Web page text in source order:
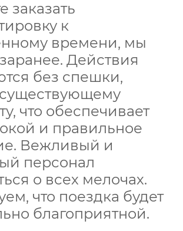
заказать
к
времени, мы
Действия
без спешки,
существующему
что обеспечивает
и правильное
Вежливый и
персонал
о всех мелочах.
что поездка будет
благоприятной.